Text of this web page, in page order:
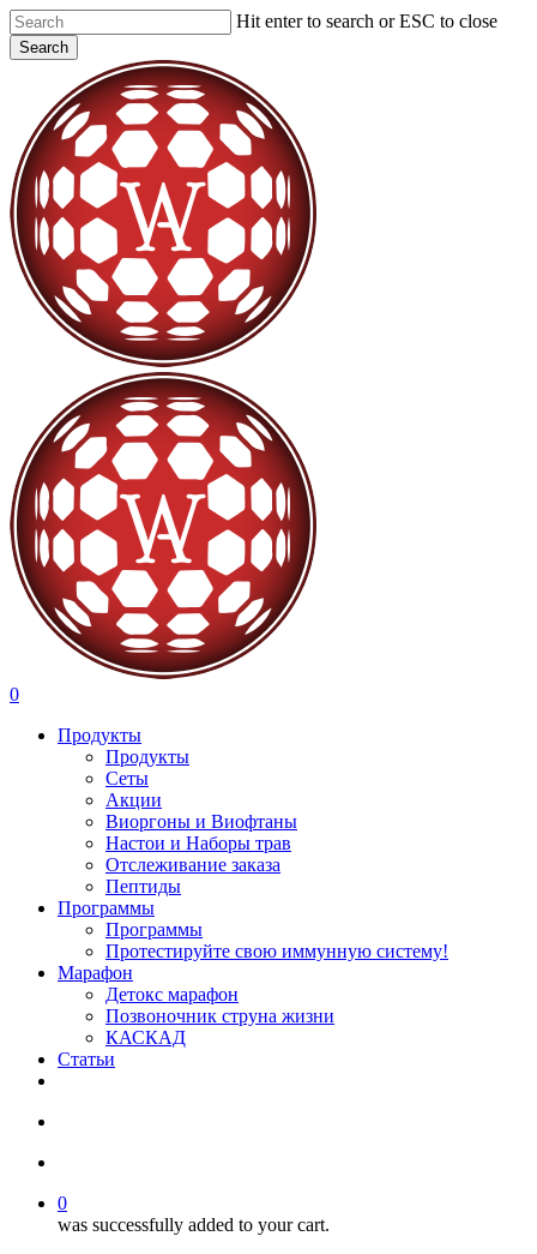
Skip
to
main
Hit enter to search or ESC to close
Search
search
account
0
Продукты
Продукты
Сеты
Акции
Виоргоны и Виофтаны
Настои и Наборы трав
Отслеживание заказа
Пептиды
Программы
Программы
Протестируйте свою иммунную систему!
Марафон
Детокс марафон
Позвоночник струна жизни
КАСКАД
Статьи
0
was successfully added to your cart.